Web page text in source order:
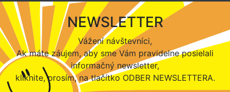
NEWSLETTER
Vážení návštevníci,
Ak máte záujem, aby sme Vám pravidelne posielali
informačný newsletter,
kliknite, prosím, na tlačítko ODBER NEWSLETTERA.